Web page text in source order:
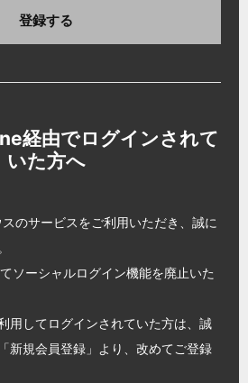
登録する
経由でログインされて
いた方へ
のサービスをご利用いただき、誠に
ソーシャルログイン機能を廃止いた
用してログインされていた方は、誠
新規会員登録」より、改めてご登録